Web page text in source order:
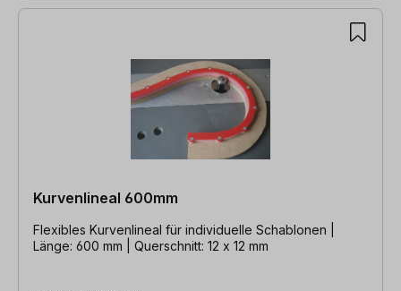
Kurvenlineal 600mm
Flexibles Kurvenlineal für individuelle Schablonen |
Länge: 600 mm | Querschnitt: 12 x 12 mm